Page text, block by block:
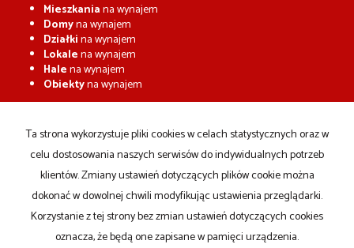
Mieszkaniana wynajem
Domyna wynajem
Działkina wynajem
Lokalena wynajem
Halena wynajem
Obiektyna wynajem
Domy
na sprzedaż
Działkina sprzedaż
Lokalena sprzedaż
Halena sprzedaż
Obiekty
na sprzedaż
Strona główna Kup Sprzedaj notatnik Kontakt
Ta strona wykorzystuje pliki cookies w celach statystycznych oraz w
celu dostosowania naszych serwisów do indywidualnych potrzeb
klientów. Zmiany ustawień dotyczących plików cookie można
dokonać w dowolnej chwili modyfikując ustawienia przeglądarki.
Korzystanie z tej strony bez zmian ustawień dotyczących cookies
oznacza, że będą one zapisane w pamięci urządzenia.